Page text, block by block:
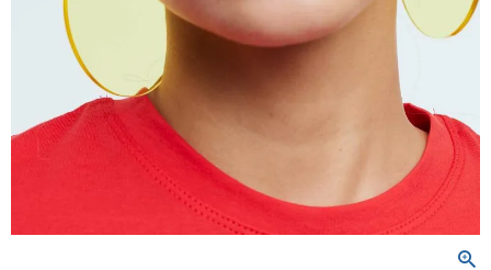
RE STOCK
COMING SOON
TOPICS